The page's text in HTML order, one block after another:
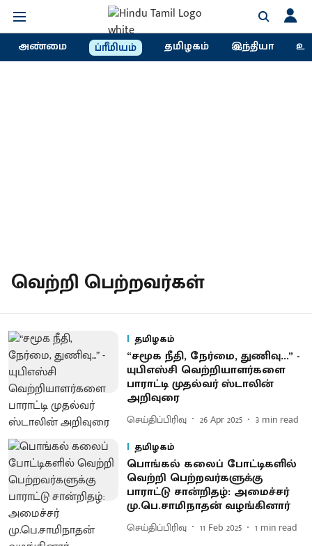
அண்மை ப்ரீமியம் தமிழகம் இந்தியா
வெற்றி பெற்றவர்கள்
தமிழகம்
“சமூக நீதி, நேர்மை, துணிவு...” -
யுபிஎஸ்சி வெற்றியாளர்களை
பாராட்டி முதல்வர் ஸ்டாலின்
அறிவுரை
செய்திப்பிரிவு 26 Apr 2025 3 min read
தமிழகம்
பொங்கல் கலைப் போட்டிகளில்
வெற்றி பெற்றவர்களுக்கு
பாராட்டு சான்றிதழ்: அமைச்சர்
மு.பெ.சாமிநாதன் வழங்கினார்
செய்திப்பிரிவு 11 Feb 2025 1 min read